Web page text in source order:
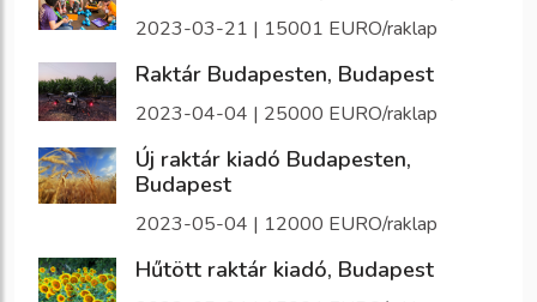
2023-03-21 | 15001 EURO/raklap
Raktár Budapesten, Budapest
2023-04-04 | 25000 EURO/raklap
Új raktár kiadó Budapesten,
Budapest
2023-05-04 | 12000 EURO/raklap
Hűtött raktár kiadó, Budapest